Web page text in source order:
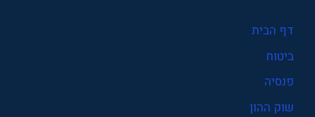
דף הבית
ביטוח
פנסיה
שוק ההון